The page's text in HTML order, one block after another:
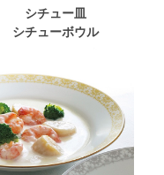
シチュー皿
シチューボウル